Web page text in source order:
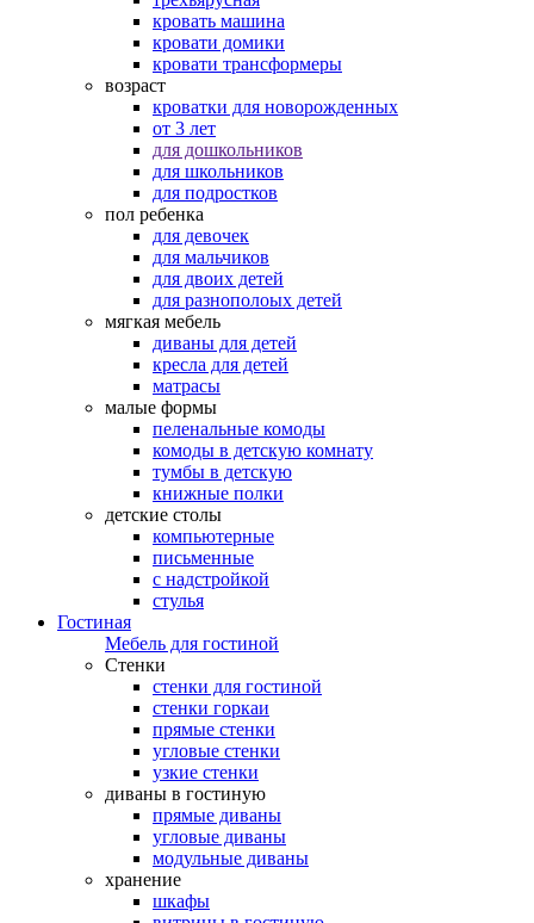
кровать машина
кровати домики
кровати трансформеры
возраст
кроватки для новорожденных
от 3 лет
для дошкольников
для школьников
для подростков
пол ребенка
для девочек
для мальчиков
для двоих детей
для разнополоых детей
мягкая мебель
диваны для детей
кресла для детей
матрасы
малые формы
пеленальные комоды
комоды в детскую комнату
тумбы в детскую
книжные полки
детские столы
компьютерные
письменные
с надстройкой
стулья
Гостиная
Мебель для гостиной
Стенки
стенки для гостиной
стенки горкаи
прямые стенки
угловые стенки
узкие стенки
диваны в гостиную
прямые диваны
угловые диваны
модульные диваны
хранение
шкафы